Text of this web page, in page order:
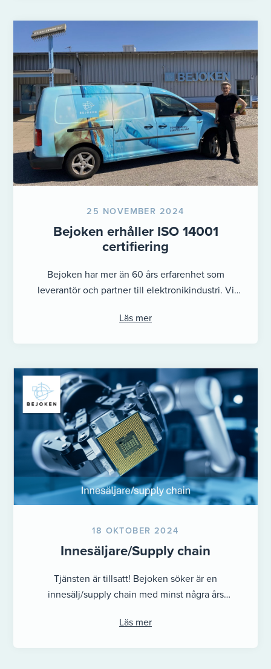
25 NOVEMBER 2024
Bejoken erhåller ISO 14001
certifiering
Bejoken har mer än 60 års erfarenhet som
leverantör och partner till elektronikindustri. Vi
till ...
Läs mer
18 OKTOBER 2024
Innesäljare/Supply chain
Tjänsten är tillsatt! Bejoken söker är en
innesälj/supply chain med minst några års
...
Läs mer